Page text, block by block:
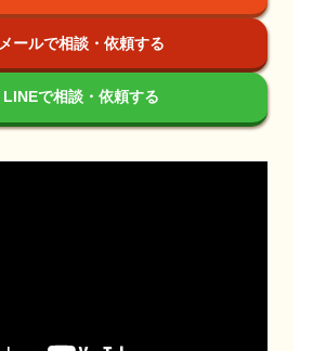
メールで相談・依頼する
LINEで相談・依頼する